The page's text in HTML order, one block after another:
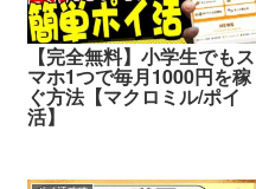
【完全無料】小学生でもス
マホ1つで毎月1000円を稼
ぐ方法【マクロミル/ポイ
活】